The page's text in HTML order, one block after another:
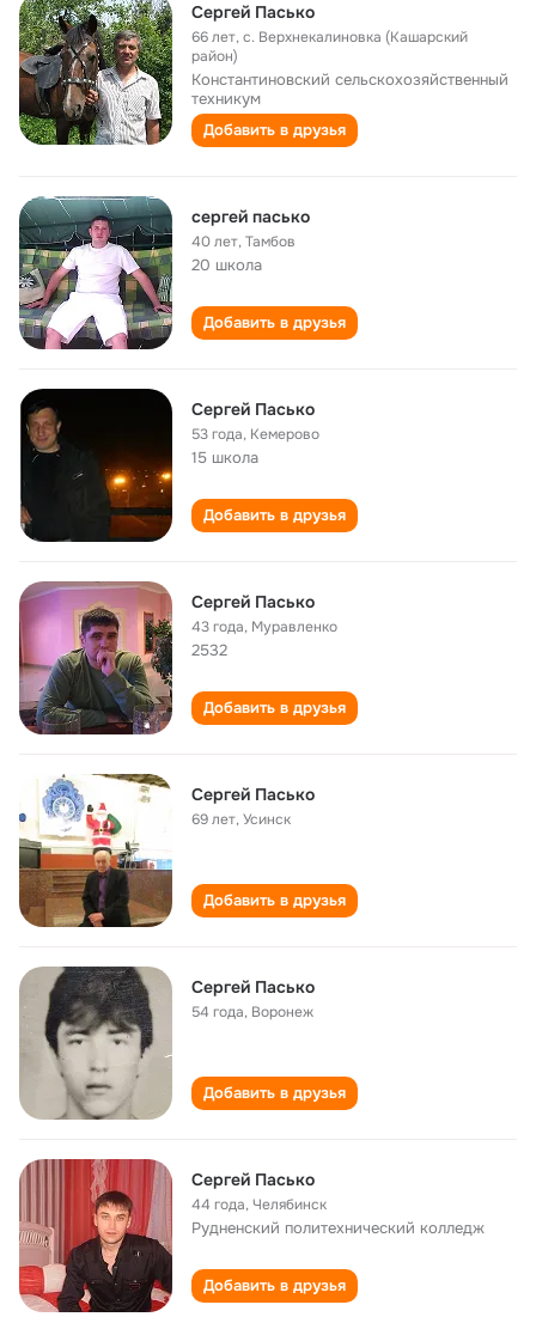
Сергей Пасько
66 лет,с. Верхнекалиновка (Кашарский
район)
Константиновский сельскохозяйственный
техникум
Добавить в друзья
сергей пасько
40 лет,Тамбов
20 школа
Добавить в друзья
Сергей Пасько
53 года, Кемерово
15 школа
Добавить в друзья
Сергей Пасько
43 года, Муравленко
2532
Добавить в друзья
Сергей Пасько
69 лет,Усинск
Добавить в друзья
Сергей Пасько
54 года, Воронеж
Добавить в друзья
Сергей Пасько
44 года,Челябинск
Рудненский политехнический колледж
Добавить в друзья